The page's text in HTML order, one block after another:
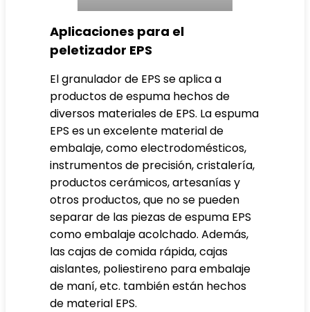
Aplicaciones para el
peletizador EPS
El granulador de EPS se aplica a
productos de espuma hechos de
diversos materiales de EPS. La espuma
EPS es un excelente material de
embalaje, como electrodomésticos,
instrumentos de precisión, cristalería,
productos cerámicos, artesanías y
otros productos, que no se pueden
separar de las piezas de espuma EPS
como embalaje acolchado. Además,
las cajas de comida rápida, cajas
aislantes, poliestireno para embalaje
de maní, etc. también están hechos
de material EPS.